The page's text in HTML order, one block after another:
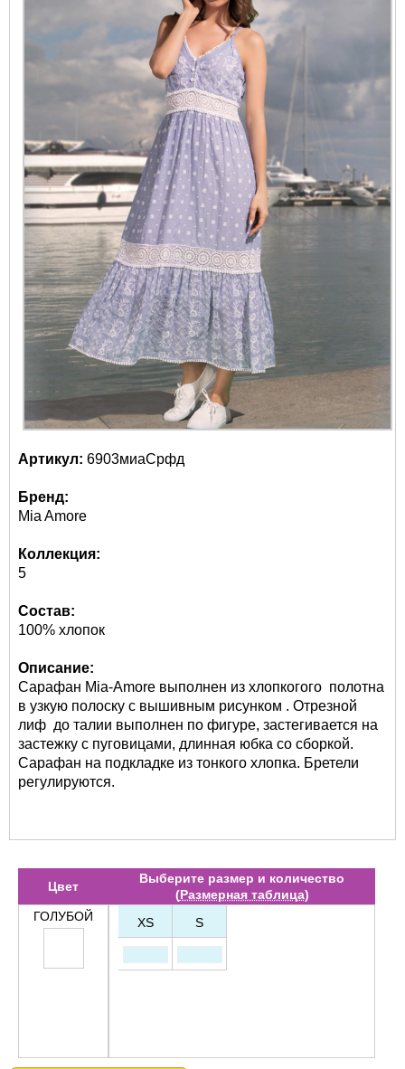
Артикул: 6903миаСрфд
Бренд:
Mia Amore
Коллекция:
5
Состав:
100% хлопок
Описание:
Сарафан Mia-Amore выполнен из хлопкогого полотна
в узкую полоску с вышивным рисунком . Отрезной
лиф до талии выполнен по фигуре, застегивается на
застежку с пуговицами, длинная юбка со сборкой.
Сарафан на подкладке из тонкого хлопка. Бретели
регулируются.
Цвет
Выберите размер и количество
(Размерная таблица)
ГОЛУБОЙ
XS S